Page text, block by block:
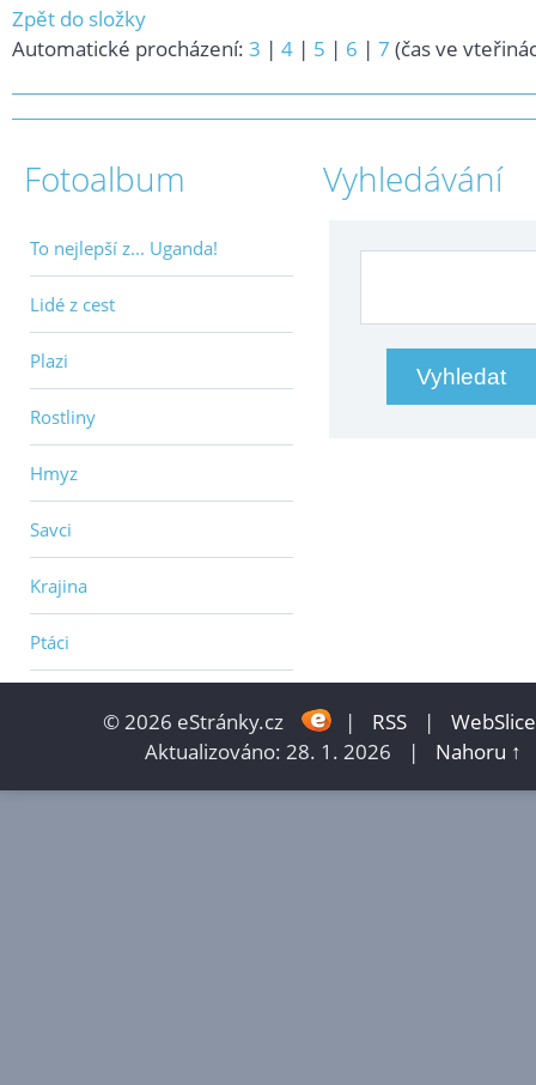
Zpět do složky
Automatické procházení: 3 | 4 | 5 | 6 | 7 (čas ve
Fotoalbum
To nejlepší z... Uganda!
Lidé z cest
Plazi
Rostliny
Hmyz
Savci
Krajina
Ptáci
Vyhledávání
© 2026 eStránky.cz | RSS |
WebSlice
Aktualizováno: 28. 1. 2026
| Nahoru ↑